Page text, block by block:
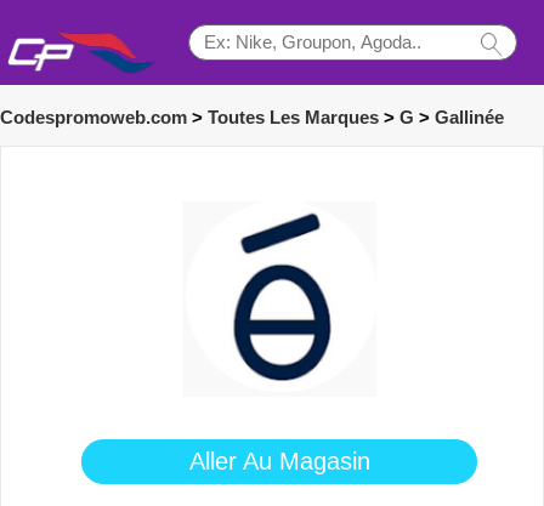
Codespromoweb.com > Toutes Les Marques > G > Gallinée
Aller Au Magasin